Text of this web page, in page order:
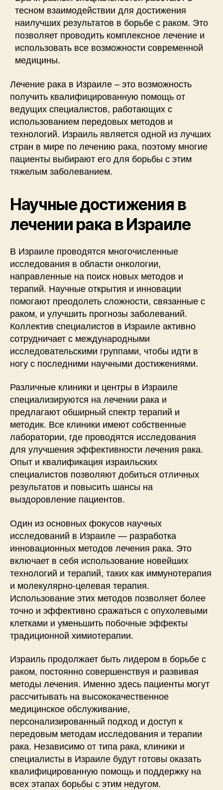
тесном взаимодействии для достижения
наилучших результатов в борьбе с раком. Это
позволяет проводить комплексное лечение и
использовать все возможности современной
медицины.
Лечение рака в Израиле – это возможность
получить квалифицированную помощь от
ведущих специалистов, работающих с
использованием передовых методов и
технологий. Израиль является одной из лучших
стран в мире по лечению рака, поэтому многие
пациенты выбирают его для борьбы с этим
тяжелым заболеванием.
Научные достижения в
лечении рака в Израиле
В Израиле проводятся многочисленные
исследования в области онкологии,
направленные на поиск новых методов и
терапий. Научные открытия и инновации
помогают преодолеть сложности, связанные с
раком, и улучшить прогнозы заболеваний.
Коллектив специалистов в Израиле активно
сотрудничает с международными
исследовательскими группами, чтобы идти в
ногу с последними научными достижениями.
Различные клиники и центры в Израиле
специализируются на лечении рака и
предлагают обширный спектр терапий и
методик. Все клиники имеют собственные
лаборатории, где проводятся исследования
для улучшения эффективности лечения рака.
Опыт и квалификация израильских
специалистов позволяют добиться отличных
результатов и повысить шансы на
выздоровление пациентов.
Один из основных фокусов научных
исследований в Израиле — разработка
инновационных методов лечения рака. Это
включает в себя использование новейших
технологий и терапий, таких как иммунотерапия
и молекулярно-целевая терапия.
Использование этих методов позволяет более
точно и эффективно сражаться с опухолевыми
клетками и уменьшить побочные эффекты
традиционной химиотерапии.
Израиль продолжает быть лидером в борьбе с
раком, постоянно совершенствуя и развивая
методы лечения. Именно здесь пациенты могут
рассчитывать на высококачественное
медицинское обслуживание,
персонализированный подход и доступ к
передовым методам исследования и терапии
рака. Независимо от типа рака, клиники и
специалисты в Израиле будут готовы оказать
квалифицированную помощь и поддержку на
всех этапах борьбы с этим недугом.